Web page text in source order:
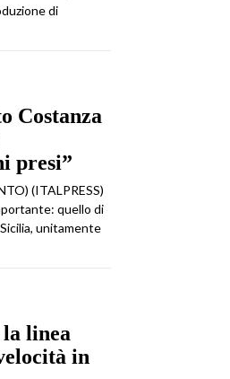
di
Costanza
presi”
(ITALPRESS)
quello di
unitamente
linea
in